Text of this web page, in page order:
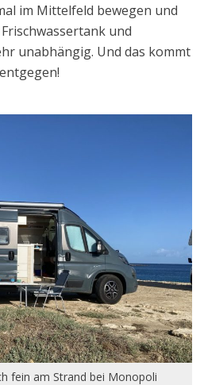
im Mittelfeld bewegen und
und
unabhängig. Und das kommt
fein am Strand bei Monopoli